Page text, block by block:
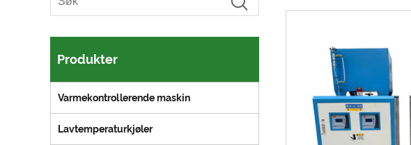
Produkter
Varmekontrollerende maskin
Lavtemperaturkjøler